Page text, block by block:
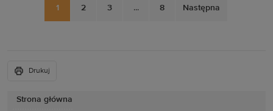
Strona główna
1 2 3 ... 8 Następna
Drukuj